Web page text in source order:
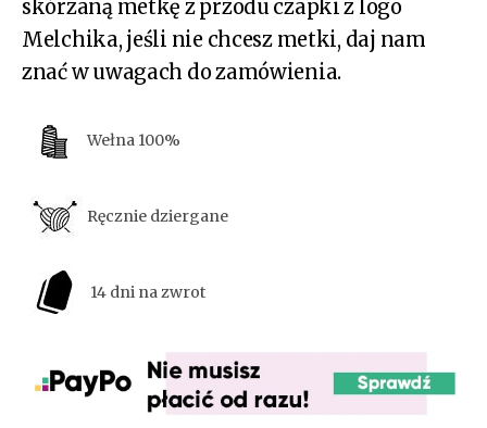
skórzaną metkę z przodu czapki z logo
Melchika, jeśli nie chcesz metki, daj nam
znać w uwagach do zamówienia.
Wełna 100%
Ręcznie dziergane
14 dni na zwrot